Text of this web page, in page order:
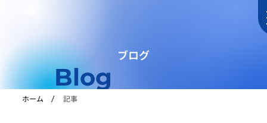
ブログ
Blog
ホーム / 記事